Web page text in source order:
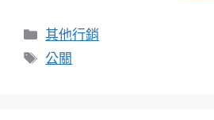
分
類
其他行銷
標
公關